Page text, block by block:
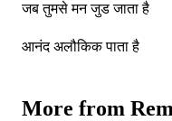
जब तुमसे मन जुड जाता है
आनंद अलौकिक पाता है
More from